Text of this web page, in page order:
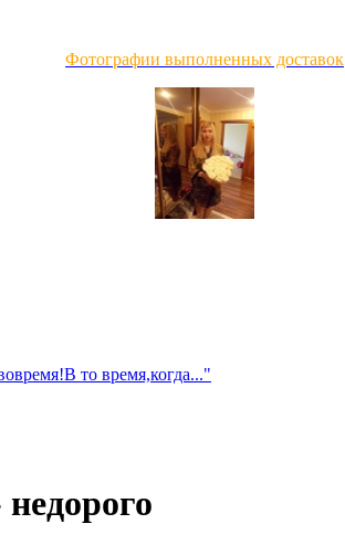
Фотографии выполненных доставок
то время,когда..."
недорого